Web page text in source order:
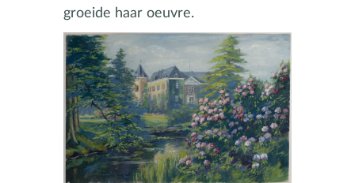
groeide haar oeuvre.